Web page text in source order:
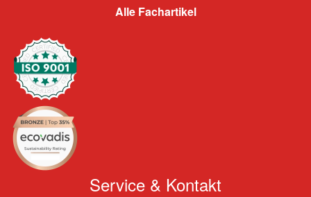
Alle Fachartikel
Service & Kontakt